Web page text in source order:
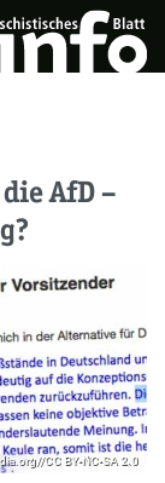
AfD –
CC BY-NC-SA 2.0